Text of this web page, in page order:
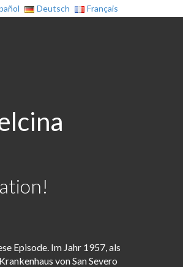
Deutsch Français
Episode. Im Jahr 1957, als
von San Severo